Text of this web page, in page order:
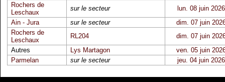
Rochers de
Leschaux
sur le secteur
lun. 08 juin 2026
Ain - Jura
sur le secteur
dim. 07 juin
Rochers de
Leschaux
RL204
dim. 07 juin
Autres
Lys Martagon
ven. 05 juin
Parmelan
sur le secteur jeu. 04 juin 2026